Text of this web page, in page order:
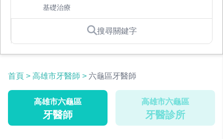
基礎治療
搜尋關鍵字
首頁 > 高雄市牙醫師 > 六龜區牙醫師
高雄市六龜區
牙醫師
高雄市六龜區
牙醫診所